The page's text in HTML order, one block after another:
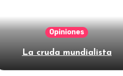
Opiniones
La cruda mundialista